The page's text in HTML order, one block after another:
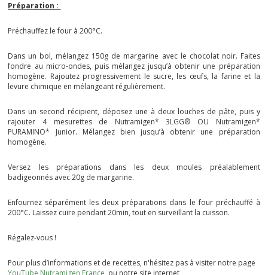
Préparation :
Préchauffez le four à 200°C.
Dans un bol, mélangez 150g de margarine avec le chocolat noir. Faites
fondre au micro-ondes, puis mélangez jusqu’à obtenir une préparation
homogène. Rajoutez progressivement le sucre, les œufs, la farine et la
levure chimique en mélangeant régulièrement.
Dans un second récipient, déposez une à deux louches de pâte, puis y
rajouter 4 mesurettes de Nutramigen* 3LGG® OU Nutramigen*
PURAMINO* Junior. Mélangez bien jusqu’à obtenir une préparation
homogène.
Versez les préparations dans les deux moules préalablement
badigeonnés avec 20g de margarine.
Enfournez séparément les deux préparations dans le four préchauffé à
200°C. Laissez cuire pendant 20min, tout en surveillant la cuisson.
Régalez-vous !
Pour plus d’informations et de recettes, n'hésitez pas à visiter notre page
YouTube Nutramigen France ou notre site internet